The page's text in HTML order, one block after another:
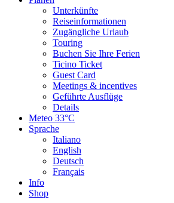
Unterkünfte
Reiseinformationen
Zugängliche Urlaub
Touring
Buchen Sie Ihre Ferien
Ticino Ticket
Guest Card
Meetings & incentives
Geführte Ausflüge
Details
Meteo 33°C
Sprache
Italiano
English
Deutsch
Français
Info
Shop